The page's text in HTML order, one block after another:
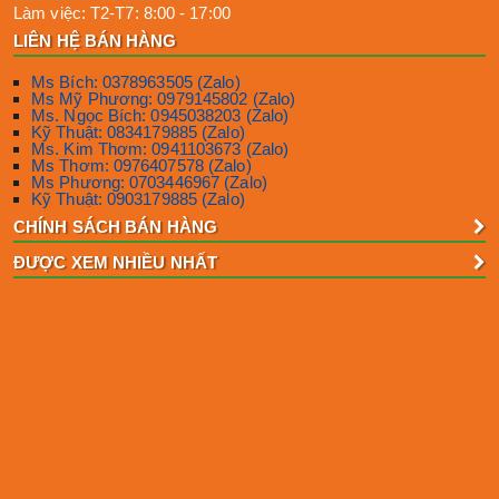
Làm việc: T2-T7: 8:00 - 17:00
LIÊN HỆ BÁN HÀNG
Ms Bích: 0378963505 (Zalo)
Ms Mỹ Phương: 0979145802 (Zalo)
Ms. Ngọc Bích: 0945038203 (Zalo)
Kỹ Thuật: 0834179885 (Zalo)
Ms. Kim Thơm: 0941103673 (Zalo)
Ms Thơm: 0976407578 (Zalo)
Ms Phương: 0703446967 (Zalo)
Kỹ Thuật: 0903179885 (Zalo)
CHÍNH SÁCH BÁN HÀNG
ĐƯỢC XEM NHIỀU NHẤT